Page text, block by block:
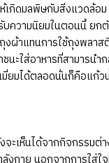
กิดมลพิษกับสิ่งแวดล้อ
ความนิยมในตอนนี้ ยก
าแทนการใช้ถุงพลาส
ใส่อาหารที่สามารนำ
ยมได้ตลอดนั่นก็คือแก้ว
เห็นได้จากกิจกรรมต่